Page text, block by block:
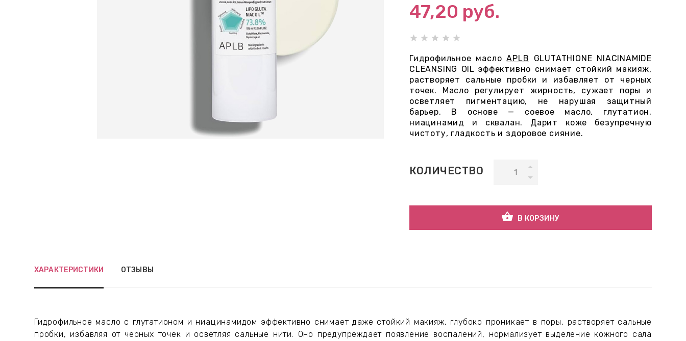
47,20 руб.
Гидрофильное маслоAPLB GLUTATHIONE NIACINAMIDE
CLEANSING OIL эффективно снимает стойкий макияж,
растворяет сальные пробки и избавляет от черных
точек. Масло регулирует жирность, сужает поры и
осветляет пигментацию, не нарушая защитный
барьер. В основе — соевое масло, глутатион,
ниацинамид и сквалан. Дарит коже безупречную
чистоту, гладкость и здоровое сияние.
КОЛИЧЕСТВО
shopping_basket В КОРЗИНУ
ХАРАКТЕРИСТИКИ ОТЗЫВЫ
Гидрофильное масло с глутатионом и ниацинамидом эффективно снимает даже стойкий макияж, глубоко проникает в поры, растворяет сальные
пробки, избавляя от черных точек и осветляя сальные нити. Оно предупреждает появление воспалений, нормализует выделение кожного сала